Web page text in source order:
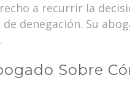
a recurrir la
denegación. Su
Sobre